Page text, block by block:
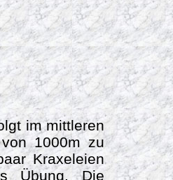
im mittleren
1000m zu
Kraxeleien
Übung. Die